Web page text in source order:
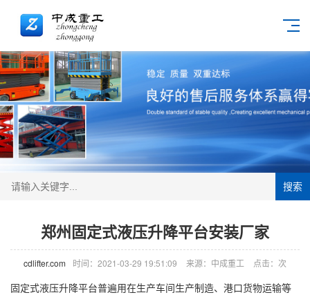
搜索
郑州固定式液压升降平台安装厂家
cdlifter.com 时间：2021-03-29 19:51:09 来源：中成重工 点击： 次
固定式液压升降平台普遍用在生产车间生产制造、港口货物运输等